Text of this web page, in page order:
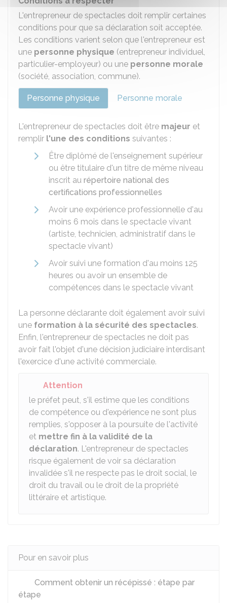
L'entrepreneur de spectacles doit remplir certaines
conditions pour que sa déclaration soit acceptée.
Les conditions varient selon que l'entrepreneur est
une personne physique (entrepreneur individuel,
particulier-employeur) ou une personne morale
(société, association, commune).
Personne physique Personne morale
L'entrepreneur de spectacles doit être majeur et
remplir l'une des conditions suivantes :
Être diplômé de l'enseignement supérieur
ou être titulaire d'un titre de même niveau
inscrit au répertoire national des
certifications professionnelles
Avoir une expérience professionnelle d'au
moins 6 mois dans le spectacle vivant
(artiste, technicien, administratif dans le
spectacle vivant)
Avoir suivi une formation d'au moins 125
heures ou avoir un ensemble de
compétences dans le spectacle vivant
La personne déclarante doit également avoir suivi
une formation à la sécurité des spectacles.
Enfin, l'entrepreneur de spectacles ne doit pas
avoir fait l'objet d'une décision judiciaire interdisant
l'exercice d'une activité commerciale.
Attention
le préfet peut, s'il estime que les conditions
de compétence ou d'expérience ne sont plus
remplies, s'opposer à la poursuite de l'activité
et mettre fin à la validité de la
déclaration. L'entrepreneur de spectacles
risque également de voir sa déclaration
invalidée s'il ne respecte pas le droit social, le
droit du travail ou le droit de la propriété
littéraire et artistique.
Pour en savoir plus
Comment obtenir un récépissé : étape par
étape